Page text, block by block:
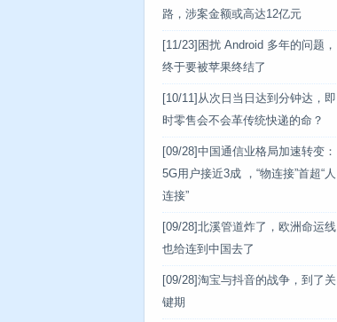
路，涉案金额或高达12亿元
[11/23] 困扰 Android 多年的问题，
终于要被苹果终结了
[10/11] 从次日当日达到分钟达，即
时零售会不会革传统快递的命？
[09/28] 中国通信业格局加速转变：
5G用户接近3成 ，“物连接”首超“人
连接”
[09/28] 北溪管道炸了，欧洲命运线
也给连到中国去了
[09/28] 淘宝与抖音的战争，到了关
键期